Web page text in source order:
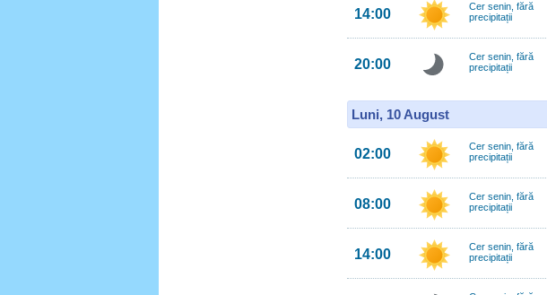
14:00
Cer senin, fără
precipitații
20:00
Cer senin, fără
precipitații
Luni, 10 August
02:00
Cer senin, fără
precipitații
08:00
Cer senin, fără
precipitații
14:00
Cer senin, fără
precipitații